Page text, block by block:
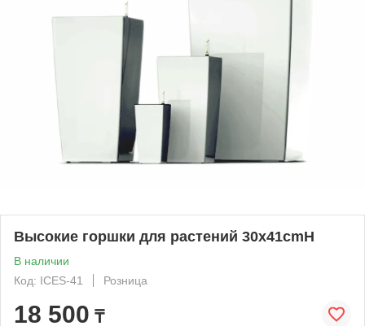
Высокие горшки для растений 30х41cmH
В наличии
Код: ICES-41
Розница
18 500 ₸